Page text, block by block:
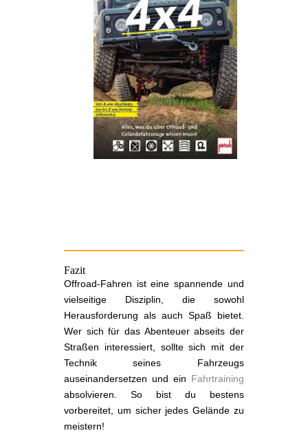
Fazit
Offroad-Fahren ist eine spannende und
vielseitige Disziplin, die sowohl
Herausforderung als auch Spaß bietet.
Wer sich für das Abenteuer abseits der
Straßen interessiert, sollte sich mit der
Technik seines Fahrzeugs
auseinandersetzen und ein Fahrtraining
absolvieren. So bist du bestens
vorbereitet, um sicher jedes Gelände zu
meistern!